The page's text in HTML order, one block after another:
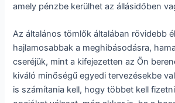
amely pénzbe kerülhet az állásidőben
Az általános tömlők általában rövidebb
hajlamosabbak a meghibásodásra,
cseréjük, mint a kifejezetten az Ön
kiváló minőségű egyedi tervezésekbe
is számítania kell, hogy többet kell